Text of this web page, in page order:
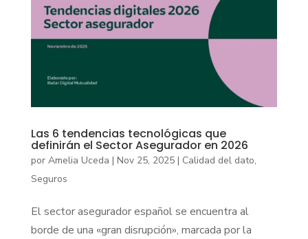
Las 6 tendencias tecnológicas que
definirán el Sector Asegurador en 2026
por Amelia Uceda | Nov 25, 2025| Calidad del dato,
Seguros
El sector asegurador español se encuentra al
borde de una «gran disrupción», marcada por la